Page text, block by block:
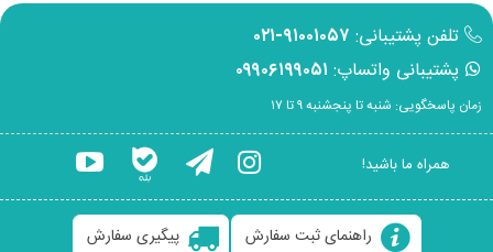
تلفن پشتیبانی: ۹۱۰۰۱۰۵۷-۰۲۱
پشتیبانی واتساپ: ۰۹۹۰۶۱۹۹۰۵۱
زمان پاسخگویی: شنبه تا پنجشنبه ۹ تا ۱۷
همراه ما باشید!
راهنمای ثبت سفارش
پیگیری سفارش